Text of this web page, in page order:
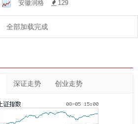
安徽润格 129
全部加载完成
深证走势 创业走势